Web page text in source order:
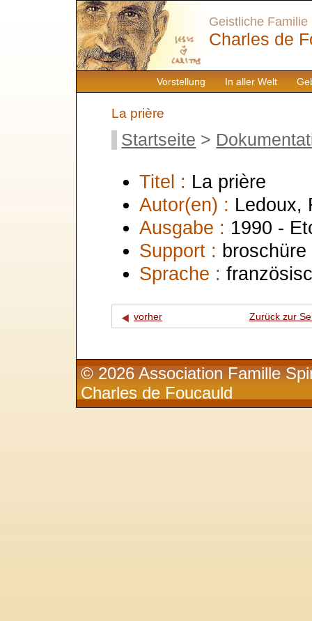
Vorstellung In aller Welt
Geistliche Familie
Charles de
La prière
Startseite >
Titel : La prière
Autor(en) : Ledoux,
Ausgabe : 1990 -
Support : broschüre
Sprache :
vorher Zurück zur
© 2026 Association Famille
Charles de Foucauld